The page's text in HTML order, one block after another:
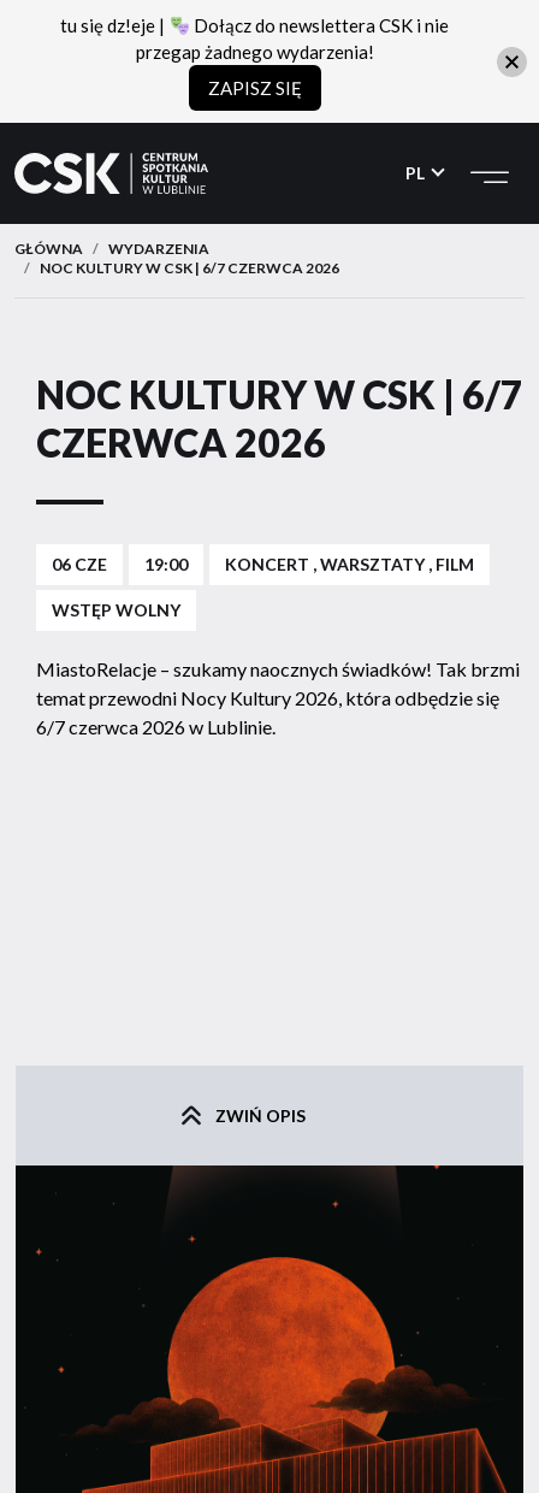
CSK
do
menu
do
treści
PL
GŁÓWNA
WYDARZENIA
NOC KULTURY W CSK | 6/7 CZERWCA 2026
NOC KULTURY W CSK | 6/7
CZERWCA 2026
06 CZE 19:00 KONCERT , WARSZTATY , FILM
WSTĘP WOLNY
MiastoRelacje – szukamy naocznych świadków! Tak brzmi
temat przewodni Nocy Kultury 2026, która odbędzie się
6/7 czerwca 2026 w Lublinie.
ZWIŃ OPIS
tu się dz!eje |
Dołącz do newslettera CSK i nie
przegap żadnego wydarzenia!
ZAPISZ SIĘ